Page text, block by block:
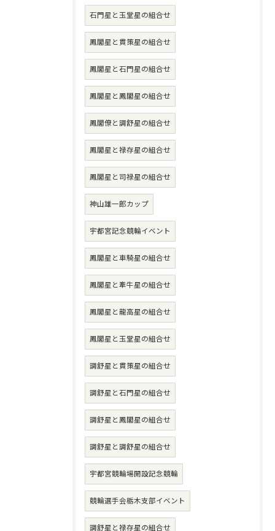
石門星と玉堂星の組合せ
鳳閣星と貫策星の組合せ
鳳閣星と石門星の組合せ
鳳閣星と鳳閣星の組合せ
鳳閣僚と調舒星の組合せ
鳳閣星と禄存星の組合せ
鳳閣星と司禄星の組合せ
神山雄一郎カップ
宇都宮記念競輪イベント
鳳閣星と車騎星の組合せ
鳳閣星と牽牛星の組合せ
鳳閣星と龍高星の組合せ
鳳閣星と玉堂星の組合せ
調舒星と貫策星の組合せ
調舒星と石門星の組合せ
調舒星と鳳閣星の組合せ
調舒星と調舒星の組合せ
宇都宮競輪場開設記念競輪
競輪選手会栃木支部イベント
調舒星と禄存星の組合せ